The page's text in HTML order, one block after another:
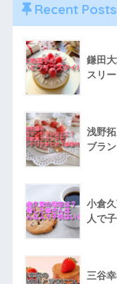
Recent Posts
鎌田
スリ
浅野
ブラ
小倉
人で
三谷